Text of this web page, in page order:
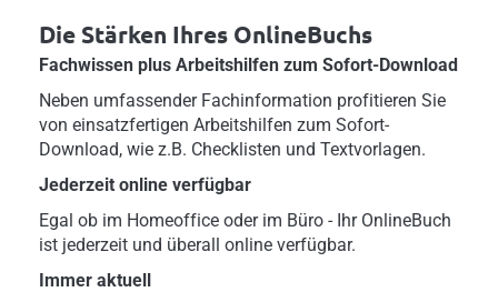
Die Stärken Ihres OnlineBuchs
Fachwissen plus Arbeitshilfen zum Sofort-Download
Neben umfassender Fachinformation profitieren Sie
von einsatzfertigen Arbeitshilfen zum Sofort-
Download, wie z.B. Checklisten und Textvorlagen.
Jederzeit online verfügbar
Egal ob im Homeoffice oder im Büro - Ihr OnlineBuch
ist jederzeit und überall online verfügbar.
Immer aktuell